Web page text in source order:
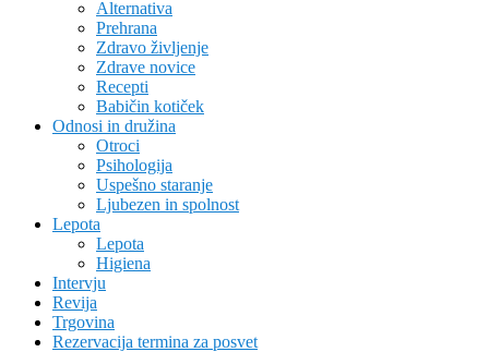
Alternativa
Prehrana
Zdravo življenje
Zdrave novice
Recepti
Babičin kotiček
Odnosi in družina
Otroci
Psihologija
Uspešno staranje
Ljubezen in spolnost
Lepota
Lepota
Higiena
Intervju
Revija
Trgovina
Rezervacija termina za posvet